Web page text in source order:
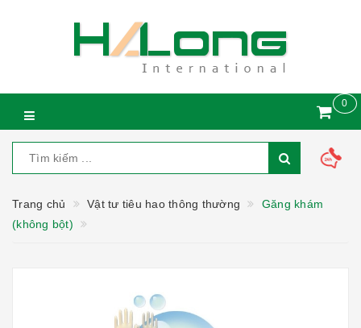
0
Trang chủ Vật tư tiêu hao thông thường
Găng khám
(không bột)